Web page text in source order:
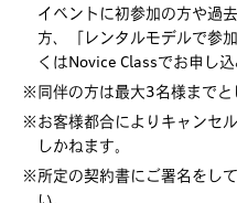
イベントに初参加の方や過
方、「レンタルモデルで参
くはNovice Classでお申し込
※同伴の方は最大3名様までと
※お客様都合によりキャンセ
しかねます。
※所定の契約書にご署名をし
い。